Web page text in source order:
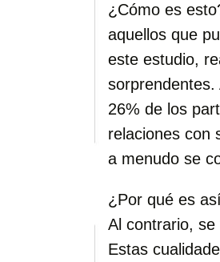
¿Cómo es
aquellos que
este estudio,
sorprendentes.
26% de los
relaciones con
a menudo se
¿Por qué es
Al contrario,
Estas